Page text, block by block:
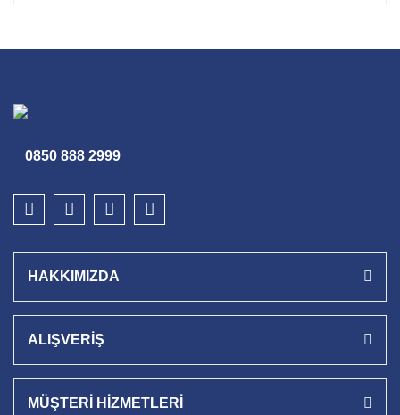
0850 888 2999
HAKKIMIZDA
ALIŞVERİŞ
MÜŞTERİ HİZMETLERİ